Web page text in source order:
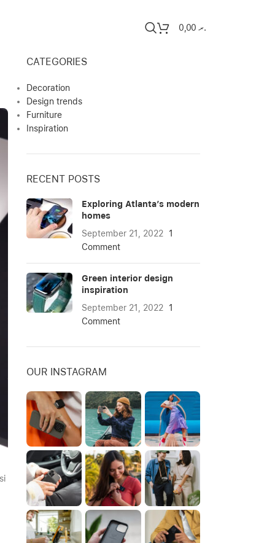
.ރ0,00
CATEGORIES
Decoration
Design trends
Furniture
Inspiration
RECENT POSTS
Exploring Atlanta’s modern
homes
September 21, 2022
1
Comment
Green interior design
inspiration
September 21, 2022
1
Comment
OUR INSTAGRAM